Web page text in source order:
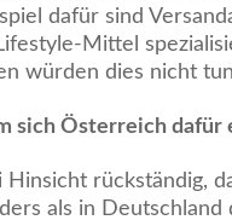
dafür sind
Mittel
würden dies nicht
sich Österreich dafür
rückständig,
als in Deutschland